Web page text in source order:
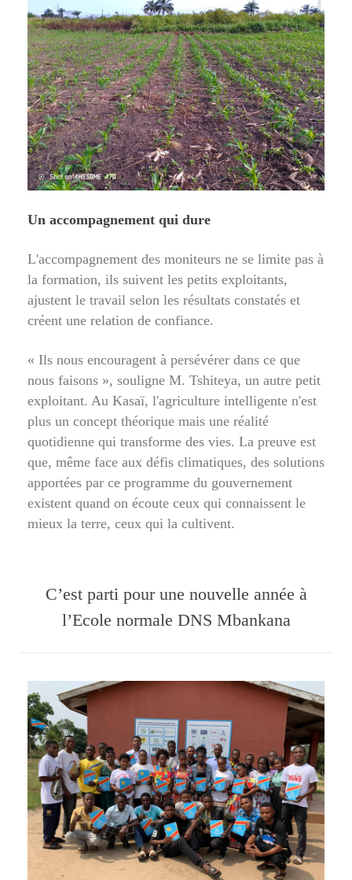
Un accompagnement qui dure
L'accompagnement des moniteurs ne se limite pas à
la formation, ils suivent les petits exploitants,
ajustent le travail selon les résultats constatés et
créent une relation de confiance.
« Ils nous encouragent à persévérer dans ce que
nous faisons », souligne M. Tshiteya, un autre petit
exploitant. Au Kasaï, l'agriculture intelligente n'est
plus un concept théorique mais une réalité
quotidienne qui transforme des vies. La preuve est
que, même face aux défis climatiques, des solutions
apportées par ce programme du gouvernement
existent quand on écoute ceux qui connaissent le
mieux la terre, ceux qui la cultivent.
C’est parti pour une nouvelle année à
l’Ecole normale DNS Mbankana